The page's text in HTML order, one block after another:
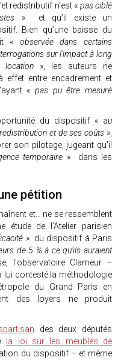
redistributif n’est « pas ciblé
» et qu’il existe un
Bien qu’une baisse du
« observée dans certains
sur l’impact à long
», les auteurs ne
effet entre encadrement et
« pas pu être mesuré
du dispositif « au
et de ses coûts »,
son pilotage, jugeant qu'il
temporaire » dans les
pétition
et… ne se ressemblent
étude de l’Atelier parisien
» du dispositif à Paris
de 5 % à ce qu’ils auraient
l'observatoire Clameur –
lui contesté la méthodologie
du Grand Paris en
des loyers ne produit
des deux députés
la loi sur les meublés de
du dispositif – et même